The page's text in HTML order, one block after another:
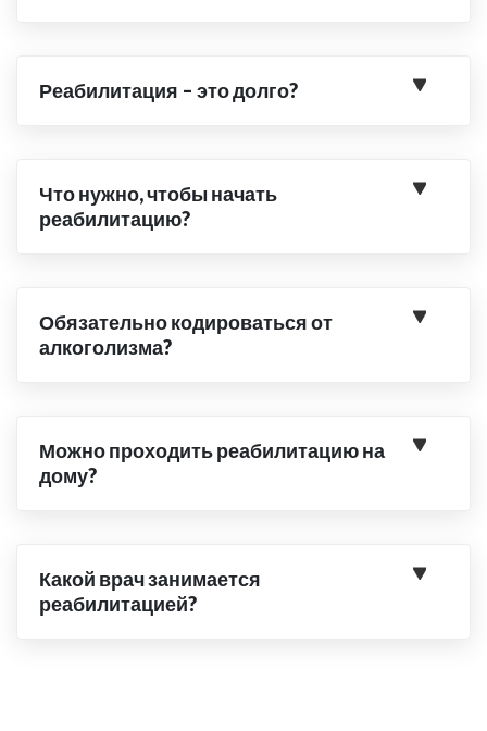
Реабилитация – это долго?
Что нужно, чтобы начать
реабилитацию?
Обязательно кодироваться от
алкоголизма?
Можно проходить реабилитацию на
дому?
Какой врач занимается
реабилитацией?